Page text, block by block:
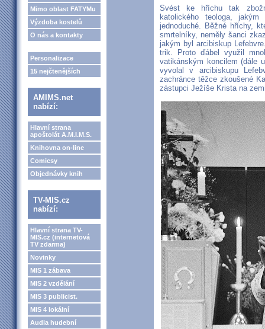
Mimo oblast FATYMu
Výzdoba kostelů
O nás a kontakty
Personalizace
15 nejčtenějších
AMIMS.net
nabízí:
Hlavní strana
apoštolát A.M.I.M.S.
Knihovna on-line
Comicsy
Objednávky knih
TV-MIS.cz
nabízí:
Hlavní strana TV-
MIS.cz (internetová
TV zdarma)
Novinky
MIS 1 zábava
MIS 2 vzdělání
MIS 3 publicist.
MIS 4 lokální
Audia hudební
Svést ke hříchu tak
katolického teologa,
jednoduché. Běžné hříchy,
smrtelníky, neměly šanci
jakým byl arcibiskup
trik. Proto ďábel využil
vatikánským koncilem (dále
vyvolal v arcibiskupu
zachránce těžce zkoušené
zástupci Ježíše Krista na